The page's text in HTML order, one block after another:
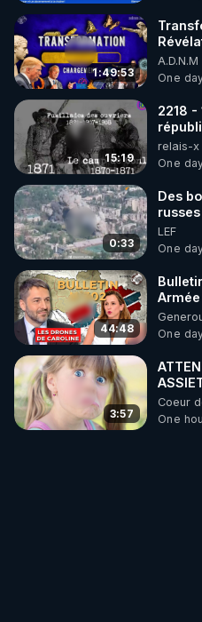
1:49:53
07/08/
A.D.N.M
One
15:19
2218 -
les
relais-x
One
0:33
Des
LEF
One
44:48
Armée
série,
One
3:57
Coeur
One